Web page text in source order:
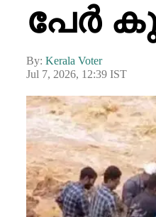
പേര്‍
By: Kerala Voter
Jul 7, 2026, 12:39 IST